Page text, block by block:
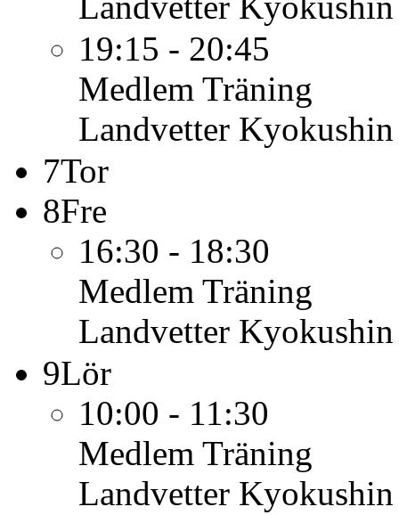
19:15 - 20:45
Medlem Träning
Landvetter
7Tor
8Fre
16:30 - 18:30
Medlem Träning
Landvetter
9Lör
10:00 - 11:30
Medlem Träning
Landvetter